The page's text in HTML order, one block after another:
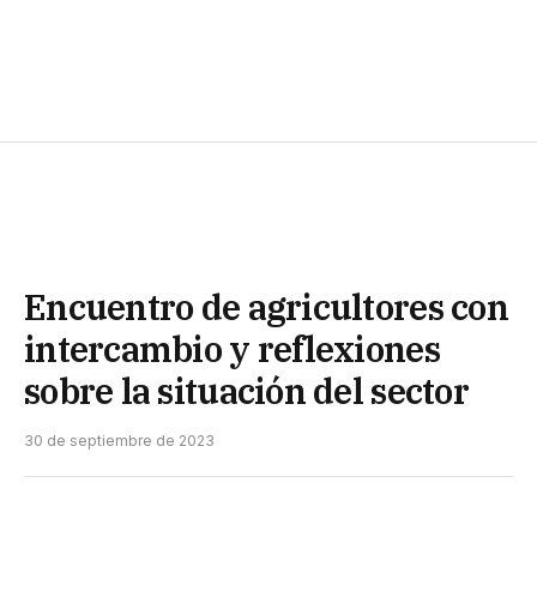
Encuentro de agricultores con
intercambio y reflexiones
sobre la situación del sector
30 de septiembre de 2023